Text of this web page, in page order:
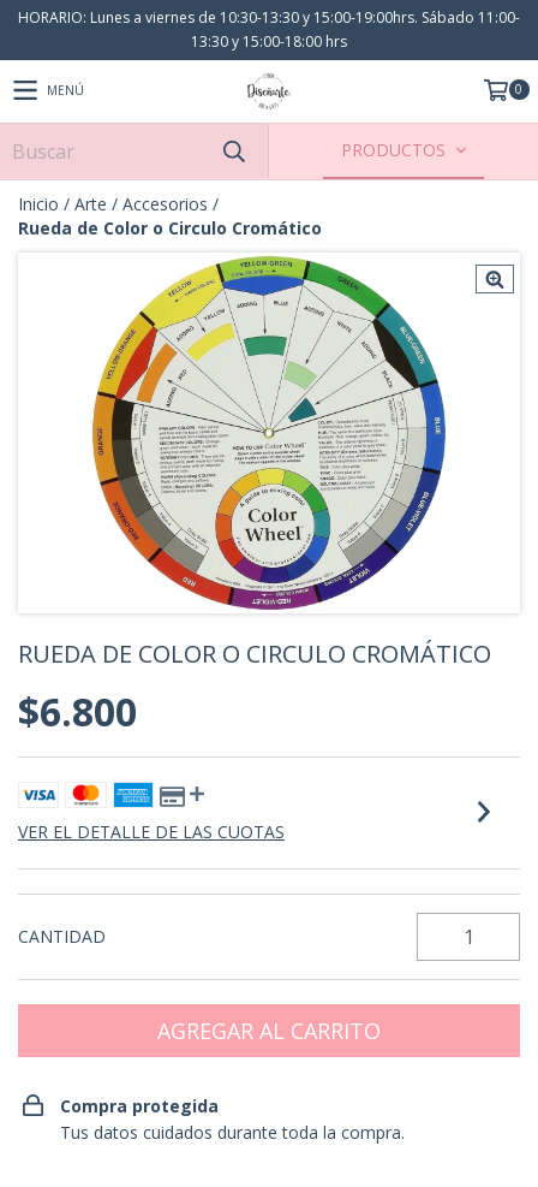
HORARIO: Lunes a viernes de 10:30-13:30 y 15:00-19:00hrs. Sábado 11:00-
13:30 y 15:00-18:00 hrs
MENÚ 0
PRODUCTOS
Inicio / Arte / Accesorios /
Rueda de Color o Circulo Cromático
RUEDA DE COLOR O CIRCULO CROMÁTICO
$6.800
VER EL DETALLE DE LAS CUOTAS
CANTIDAD
Compra protegida
Tus datos cuidados durante toda la compra.